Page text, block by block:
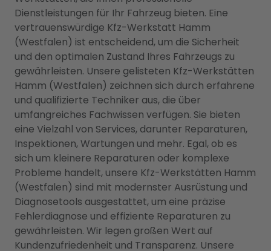
Dienstleistungen für Ihr Fahrzeug bieten. Eine
vertrauenswürdige Kfz-Werkstatt Hamm
(Westfalen) ist entscheidend, um die Sicherheit
und den optimalen Zustand Ihres Fahrzeugs zu
gewährleisten. Unsere gelisteten Kfz-Werkstätten
Hamm (Westfalen) zeichnen sich durch erfahrene
und qualifizierte Techniker aus, die über
umfangreiches Fachwissen verfügen. Sie bieten
eine Vielzahl von Services, darunter Reparaturen,
Inspektionen, Wartungen und mehr. Egal, ob es
sich um kleinere Reparaturen oder komplexe
Probleme handelt, unsere Kfz-Werkstätten Hamm
(Westfalen) sind mit modernster Ausrüstung und
Diagnosetools ausgestattet, um eine präzise
Fehlerdiagnose und effiziente Reparaturen zu
gewährleisten. Wir legen großen Wert auf
Kundenzufriedenheit und Transparenz. Unsere